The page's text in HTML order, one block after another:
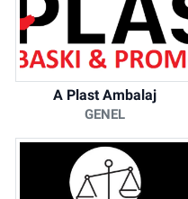
A Plast Ambalaj
GENEL